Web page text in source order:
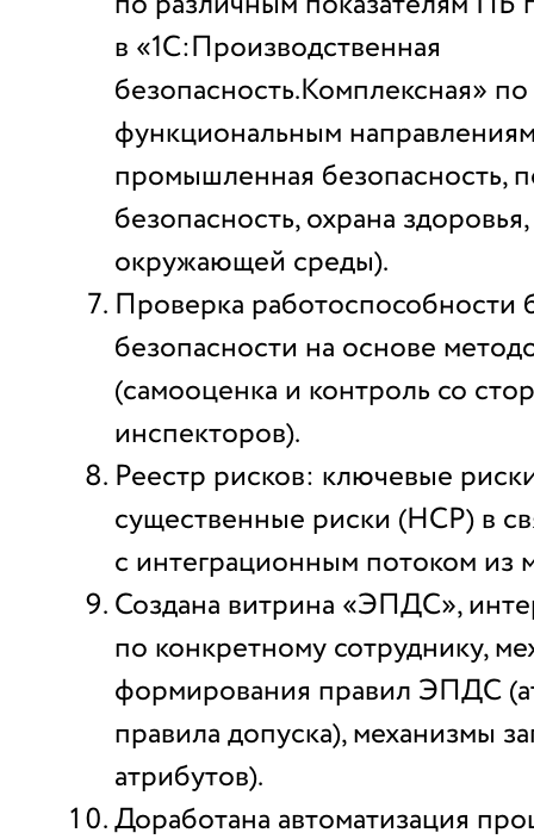
в «1С:Производственная
безопасность.Комплексная»
функциональным
промышленная безопасность,
безопасность, охрана
окружающей среды).
Проверка работоспособности
безопасности на основе
(самооценка и контроль со
инспекторов).
Реестр рисков: ключевые
существенные риски (НСР) в
с интеграционным потоком из
Создана витрина «ЭПДС»,
по конкретному сотруднику,
формирования правил ЭПДС
правила допуска), механизмы
атрибутов).
Доработана автоматизация